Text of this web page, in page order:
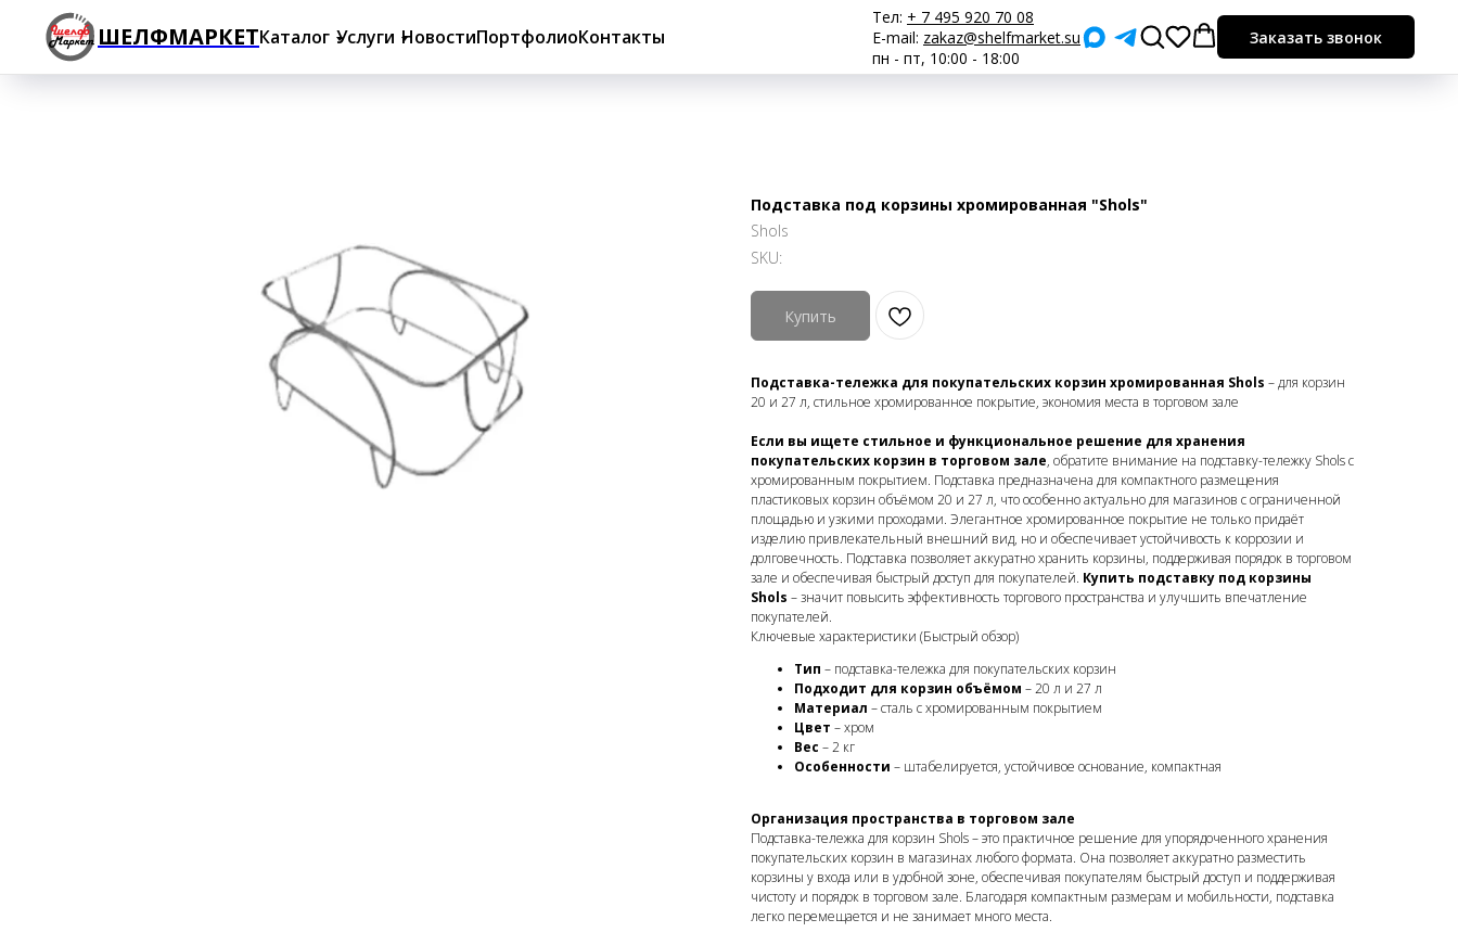
ШЕЛФМАРКЕТКаталог Услуги НовостиПортфолиоКонтакты
Тел: + 7 495 920 70 08
E-mail: zakaz@shelfmarket.su
пн - пт, 10:00 - 18:00
Заказать звонок
Подставка под корзины хромированная "Shols"
Shols
SKU:
Купить
Подставка-тележка для покупательских корзин хромированная Shols – для корзин
20 и 27 л, стильное хромированное покрытие, экономия места в торговом зале
Если вы ищете стильное и функциональное решение для хранения
покупательских корзин в торговом зале, обратите внимание на подставку-тележку Shols с
хромированным покрытием. Подставка предназначена для компактного размещения
пластиковых корзин объёмом 20 и 27 л, что особенно актуально для магазинов с ограниченной
площадью и узкими проходами. Элегантное хромированное покрытие не только придаёт
изделию привлекательный внешний вид, но и обеспечивает устойчивость к коррозии и
долговечность. Подставка позволяет аккуратно хранить корзины, поддерживая порядок в торговом
зале и обеспечивая быстрый доступ для покупателей. Купить подставку под корзины
Shols – значит повысить эффективность торгового пространства и улучшить впечатление
покупателей.
Ключевые характеристики (Быстрый обзор)
Тип – подставка-тележка для покупательских корзин
Подходит для корзин объёмом – 20 л и 27 л
Материал – сталь с хромированным покрытием
Цвет – хром
Вес – 2 кг
Особенности – штабелируется, устойчивое основание, компактная
Организация пространства в торговом зале
Подставка-тележка для корзин Shols – это практичное решение для упорядоченного хранения
покупательских корзин в магазинах любого формата. Она позволяет аккуратно разместить
корзины у входа или в удобной зоне, обеспечивая покупателям быстрый доступ и поддерживая
чистоту и порядок в торговом зале. Благодаря компактным размерам и мобильности, подставка
легко перемещается и не занимает много места.